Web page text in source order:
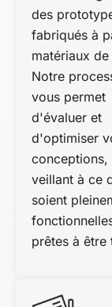
des
fabriqués à
matériaux
Notre
vous permet
d'évaluer et
d'optimiser
conceptions,
veillant à ce
soient
prêtes à être